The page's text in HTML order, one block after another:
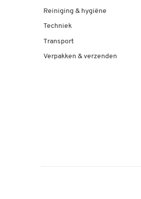
Reiniging & hygiëne
Techniek
Transport
Verpakken & verzenden